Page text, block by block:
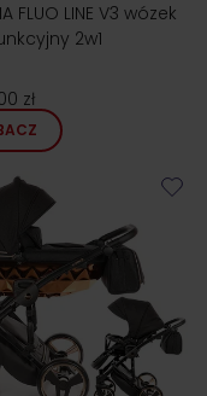
FLUO LINE V3 wózek
2w1
zł